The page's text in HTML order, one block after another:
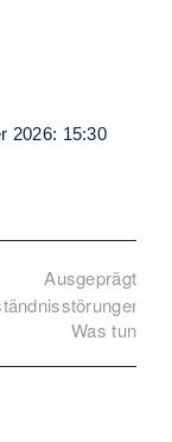
2026: 15:30
Ausgeprägte
Was tun?